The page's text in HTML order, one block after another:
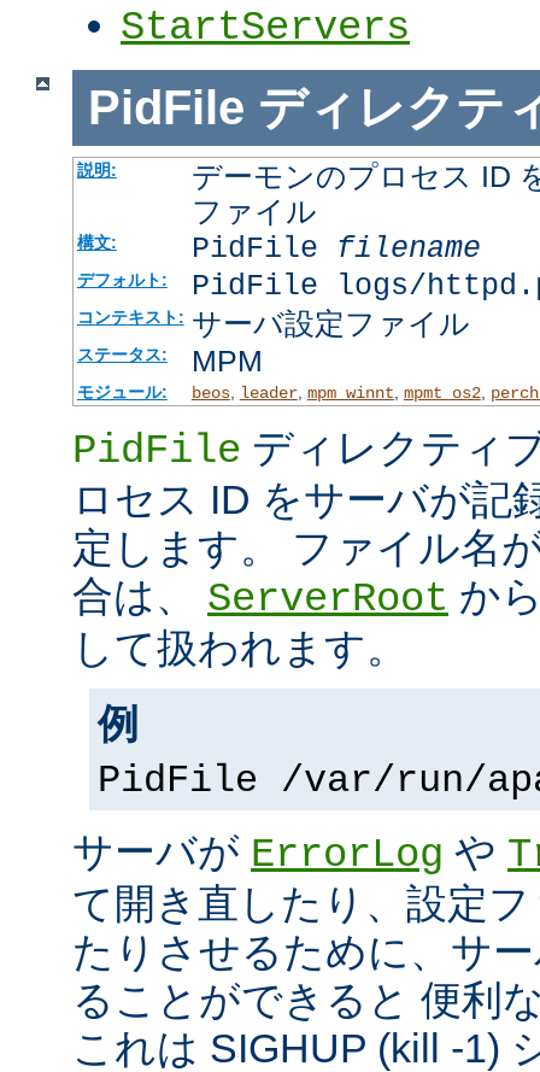
StartServers
PidFile ディレクテ
説明:
デーモンのプロセス ID
ファイル
構文: PidFile filename
デフォルト: PidFile logs/
コンテキスト: サーバ設定ファイル
ステータス: MPM
モジュール: beos, leader, mpm_winnt mpmt_os2,
PidFile ディレクティ
ロセス ID をサーバが記
定します。 ファイル名
合は、 ServerRoot か
して扱われます。
例
PidFile /var/run/
サーバが ErrorLog や
て開き直したり、設定
たりさせるために、サ
ることができると 便利
これは SIGHUP (kill -1)